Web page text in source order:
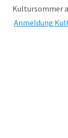
Kultursommer
Anmeldung